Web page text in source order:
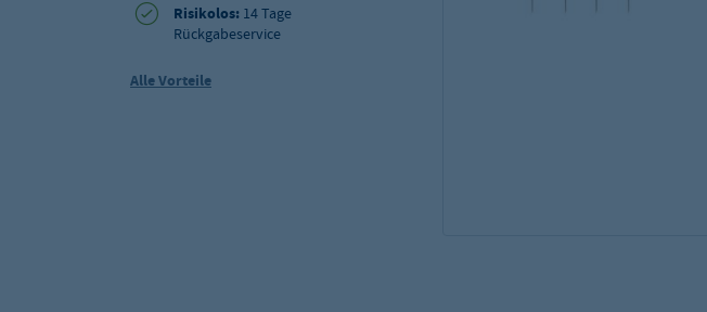
Risikolos: 14 Tage
Rückgabeservice
Alle Vorteile